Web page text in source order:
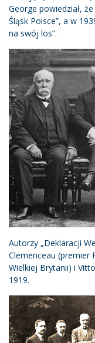
George powiedział,
Śląsk Polsce”, a w
na swój los”.
Autorzy „Deklaracji
Clemenceau (premier
Wielkiej Brytanii) i
1919.